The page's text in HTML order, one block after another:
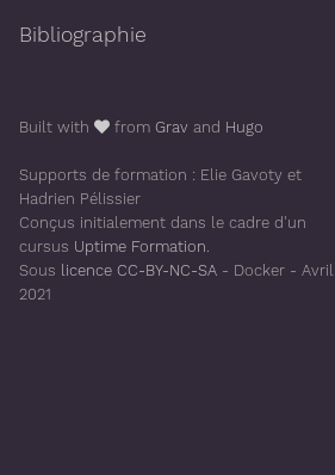
Bibliographie
Built with from Grav and Hugo
Supports de formation : Elie Gavoty et
Hadrien Pélissier
Conçus initialement dans le cadre d'un
cursus Uptime Formation.
Sous licence CC-BY-NC-SA - Docker - Avril
2021